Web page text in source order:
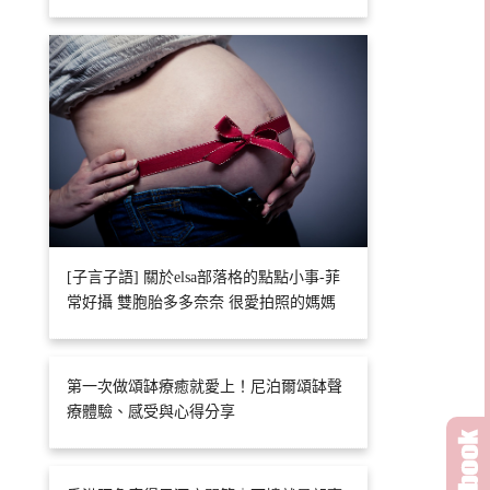
[子言子語] 關於elsa部落格的點點小事-菲
常好攝 雙胞胎多多奈奈 很愛拍照的媽媽
第一次做頌缽療癒就愛上！尼泊爾頌缽聲
療體驗、感受與心得分享